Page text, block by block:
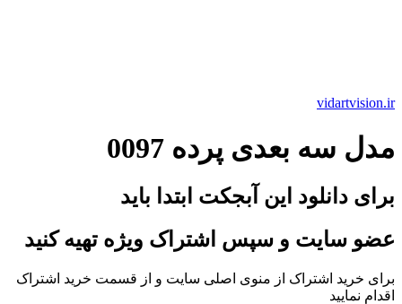
vidartvision.ir
مدل سه بعدی پرده 0097
برای دانلود این آبجکت ابتدا باید
عضو سایت و سپس اشتراک ویژه تهیه کنید
برای خرید اشتراک از منوی اصلی سایت و از قسمت خرید اشتراک
اقدام نمایید